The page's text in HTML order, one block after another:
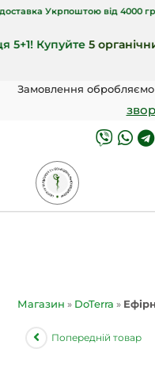
Укрпоштою від 4000 грн та
Купуйте5 органічних
Замовлення
Магазин » DoTerra »
Попередній товар